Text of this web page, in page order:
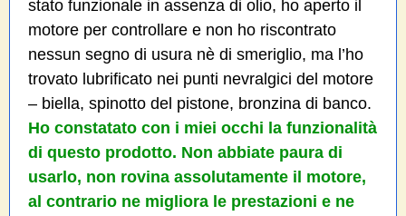
stato funzionale in assenza di olio, ho aperto il
motore per controllare e non ho riscontrato
nessun segno di usura nè di smeriglio, ma l’ho
trovato lubrificato nei punti nevralgici del motore
– biella, spinotto del pistone, bronzina di banco.
Ho constatato con i miei occhi la funzionalità
di questo prodotto. Non abbiate paura di
usarlo, non rovina assolutamente il motore,
al contrario ne migliora le prestazioni e ne